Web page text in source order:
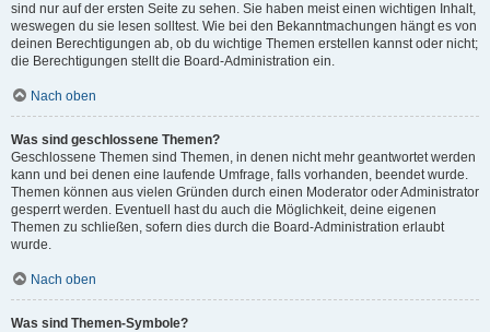
sind nur auf der ersten Seite zu sehen. Sie haben meist einen wichtigen Inhalt,
weswegen du sie lesen solltest. Wie bei den Bekanntmachungen hängt es von
deinen Berechtigungen ab, ob du wichtige Themen erstellen kannst oder nicht;
die Berechtigungen stellt die Board-Administration ein.
Nach oben
Was sind geschlossene Themen?
Geschlossene Themen sind Themen, in denen nicht mehr geantwortet werden
kann und bei denen eine laufende Umfrage, falls vorhanden, beendet wurde.
Themen können aus vielen Gründen durch einen Moderator oder Administrator
gesperrt werden. Eventuell hast du auch die Möglichkeit, deine eigenen
Themen zu schließen, sofern dies durch die Board-Administration erlaubt
wurde.
Nach oben
Was sind Themen-Symbole?